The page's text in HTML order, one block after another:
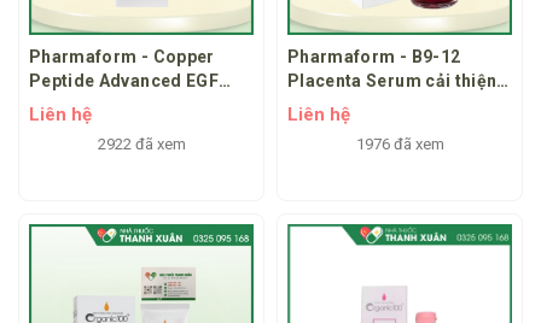
Pharmaform - Copper
Peptide Advanced EGF
Serum - Giúp củng cố hàng
rào bảo vệ tái tạo làn da
tổn thương
Liên hệ
2922 đã xem
Pharmaform - B9-12
Placenta Serum cải thiện
tình trạng viêm da, khô rát
và mụn trứng cá
Liên hệ
1976 đã xem